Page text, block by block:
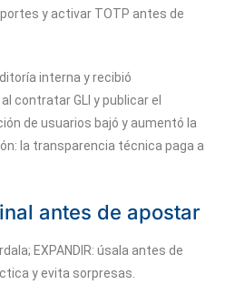
y activar TOTP antes de
interna y recibió
contratar GLI y publicar el
de usuarios bajó y aumentó la
la transparencia técnica paga a
antes de apostar
EXPANDIR: úsala antes de
y evita sorpresas.